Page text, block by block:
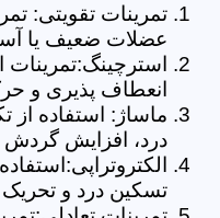
تمرینات تقویتی:
عضلات ضعیف یا
انعطاف پذیری و
ماساژ: استفاده
درد، افزایش
تسکین درد و